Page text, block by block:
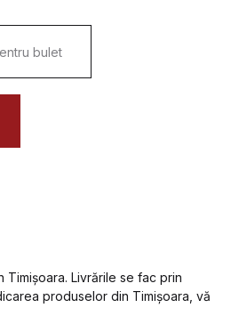
Timișoara. Livrările se fac prin
produselor din Timișoara, vă